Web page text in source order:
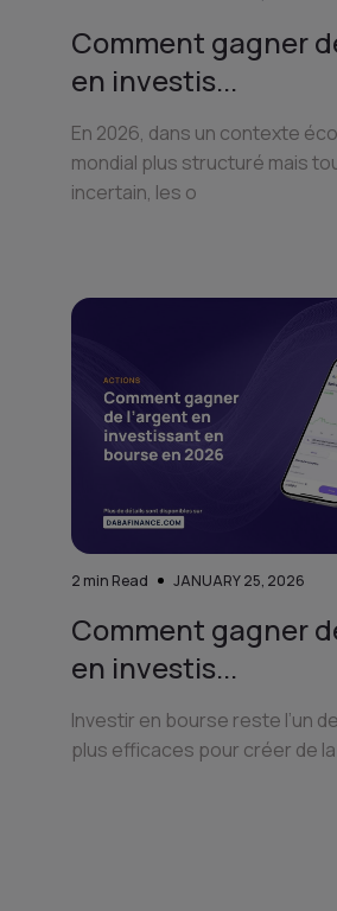
Comment gagner
en investis...
En 2026, dans un contexte
mondial plus structuré mais
incertain, les o
2 min Read JANUARY 25, 2026
Comment gagner
en investis...
Investir en bourse reste l’un
plus efficaces pour créer de